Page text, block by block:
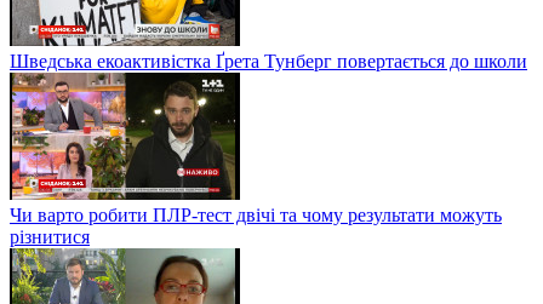
Шведська екоактивістка Ґрета Тунберг повертається до школи
Чи варто робити ПЛР-тест двічі та чому результати можуть
різнитися